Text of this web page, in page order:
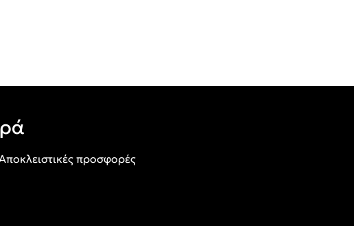
προσφορές